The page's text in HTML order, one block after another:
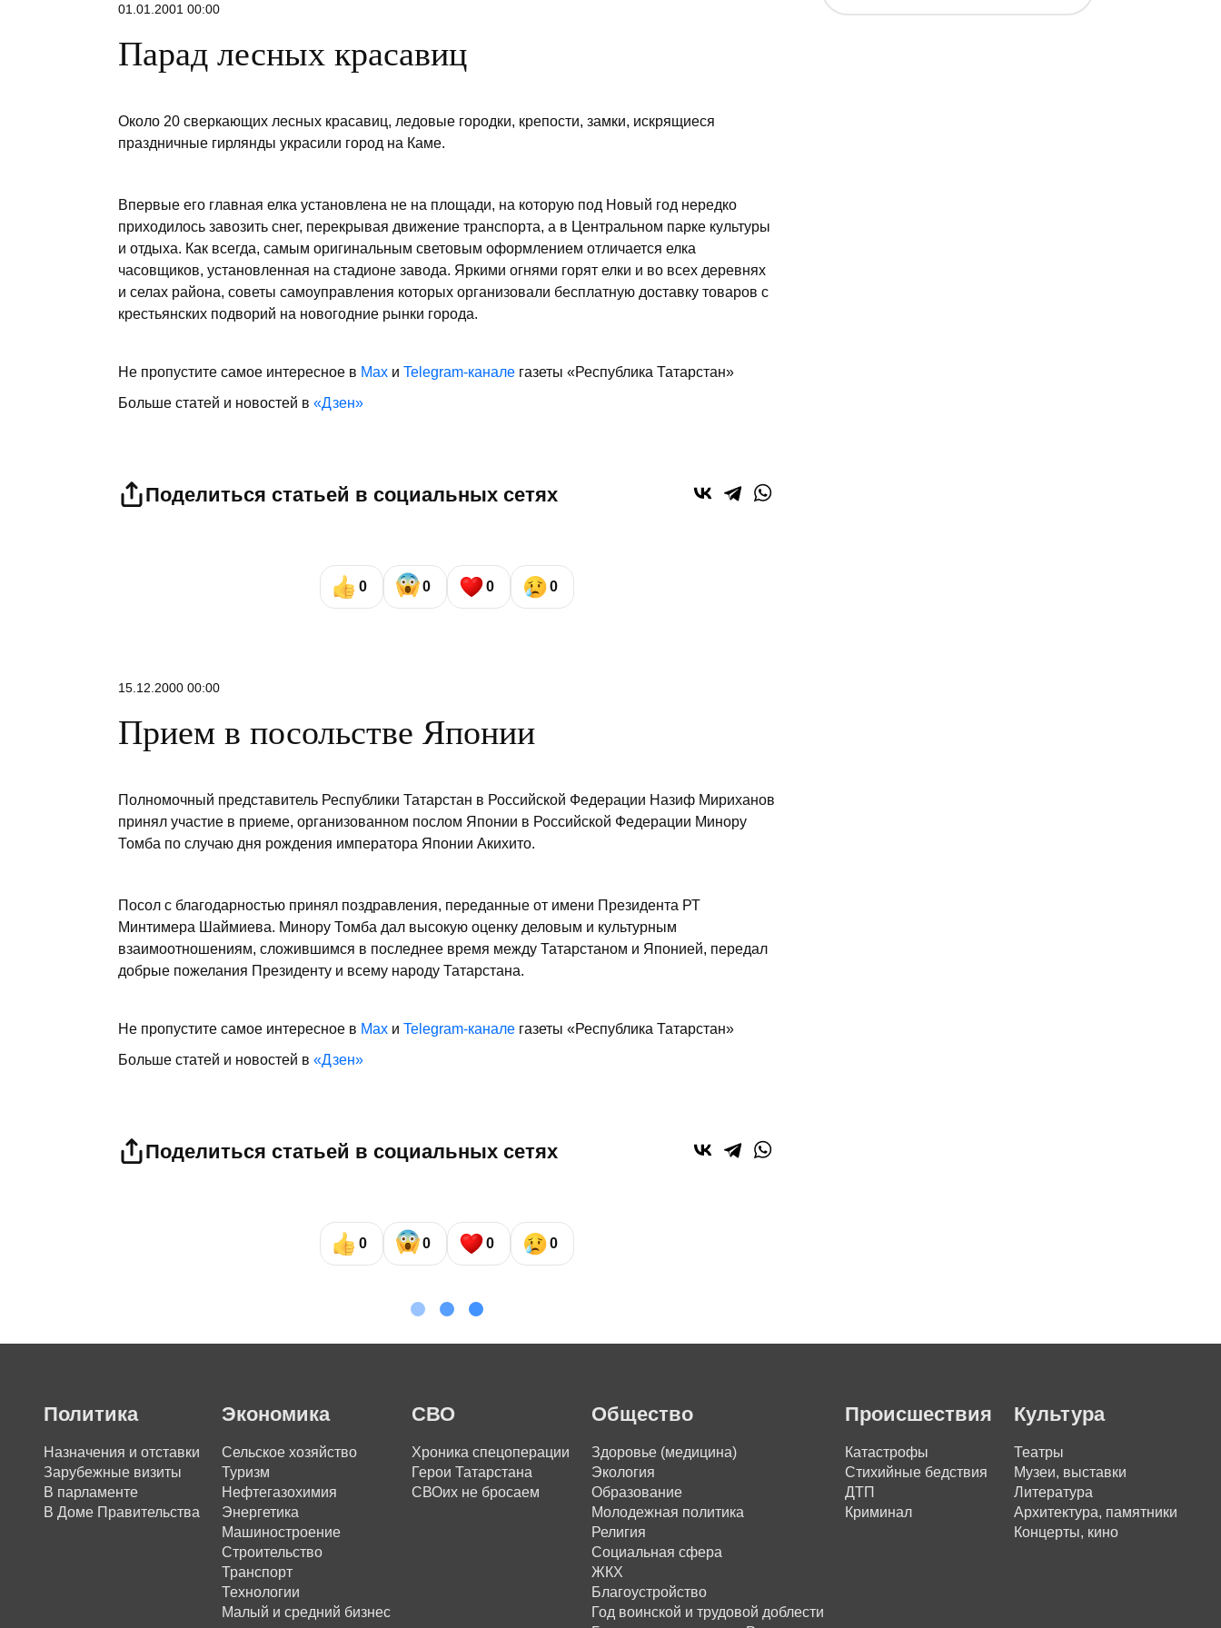
01.01.2001 00:00
Парад лесных красавиц
Около 20 сверкающих лесных красавиц, ледовые городки, крепости, замки, искрящиеся
праздничные гирлянды украсили город на Каме.
Впервые его главная елка установлена не на площади, на которую под Новый год нередко
приходилось завозить снег, перекрывая движение транспорта, а в Центральном парке культуры
и отдыха. Как всегда, самым оригинальным световым оформлением отличается елка
часовщиков, установленная на стадионе завода. Яркими огнями горят елки и во всех деревнях
и селах района, советы самоуправления которых организовали бесплатную доставку товаров с
крестьянских подворий на новогодние рынки города.
Не пропустите самое интересное в Max и Telegram-канале газеты «Республика Татарстан»
Больше статей и новостей в «Дзен»
Поделиться статьей в социальных сетях
0 0 0 0
15.12.2000 00:00
Прием в посольстве Японии
Полномочный представитель Республики Татарстан в Российской Федерации Назиф Мириханов
принял участие в приеме, организованном послом Японии в Российской Федерации Минору
Томба по случаю дня рождения императора Японии Акихито.
Посол с благодарностью принял поздравления, переданные от имени Президента РТ
Минтимера Шаймиева. Минору Томба дал высокую оценку деловым и культурным
взаимоотношениям, сложившимся в последнее время между Татарстаном и Японией, передал
добрые пожелания Президенту и всему народу Татарстана.
Не пропустите самое интересное в Max и Telegram-канале газеты «Республика Татарстан»
Больше статей и новостей в «Дзен»
Поделиться статьей в социальных сетях
0 0 0 0
Политика
Назначения и отставки
Зарубежные визиты
В парламенте
В Доме Правительства
Экономика
Сельское хозяйство
Туризм
Нефтегазохимия
Энергетика
Машиностроение
Строительство
Транспорт
Технологии
Малый и средний бизнес
СВО
Хроника спецоперации
Герои Татарстана
СВОих не бросаем
Общество
Здоровье (медицина)
Экология
Образование
Молодежная политика
Религия
Социальная сфера
ЖКХ
Благоустройство
Год воинской и трудовой доблести
Происшествия
Катастрофы
Стихийные бедствия
ДТП
Криминал
Культура
Театры
Музеи, выставки
Литература
Архитектура, памятники
Концерты, кино